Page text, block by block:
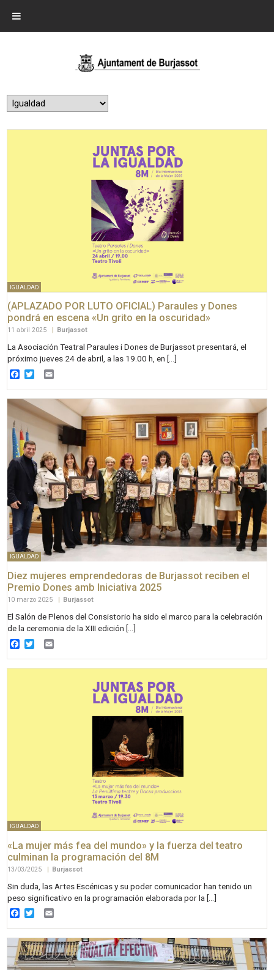
IGUALDAD
(APLAZADO POR LUTO OFICIAL) Paraules y Dones
pondrá en escena «Un grito en la oscuridad»
11 abril 2025 Burjassot
La Asociación Teatral Paraules i Dones de Burjassot presentará, el
próximo jueves 24 de abril, a las 19.00 h, en […]
Facebook
Twitter
IGUALDAD
Diez mujeres emprendedoras de Burjassot reciben el
Premio Dones amb Iniciativa 2025
10 marzo 2025 Burjassot
El Salón de Plenos del Consistorio ha sido el marco para la celebración
de la ceremonia de la XIII edición […]
Facebook
Twitter
IGUALDAD
«La mujer más fea del mundo» y la fuerza del teatro
culminan la programación del 8M
13/03/2025 | Burjassot
Sin duda, las Artes Escénicas y su poder comunicador han tenido un
peso significativo en la programación elaborada por la […]
Facebook
Twitter